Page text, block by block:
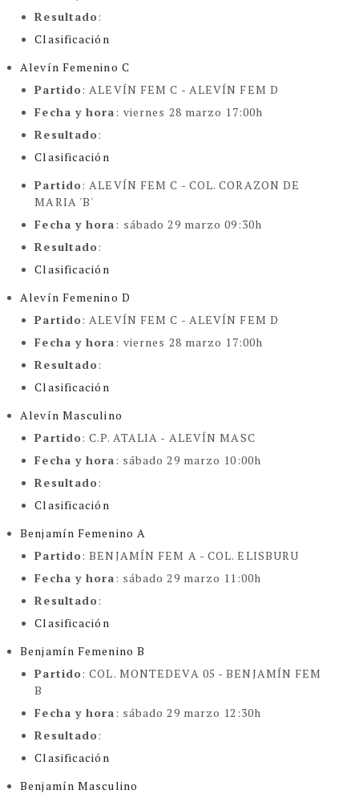
Resultado:
Clasificación
Alevín Femenino C
Partido: ALEVÍN FEM C - ALEVÍN FEM D
Fecha y hora: viernes 28 marzo 17:00h
Resultado:
Clasificación
Partido: ALEVÍN FEM C - COL. CORAZON DE
MARIA 'B'
Fecha y hora: sábado 29 marzo 09:30h
Resultado:
Clasificación
Alevín Femenino D
Partido: ALEVÍN FEM C - ALEVÍN FEM D
Fecha y hora: viernes 28 marzo 17:00h
Resultado:
Clasificación
Alevín Masculino
Partido:C.P. ATALIA - ALEVÍN MASC
Fecha y hora: sábado 29 marzo 10:00h
Resultado:
Clasificación
Benjamín Femenino A
Partido: BENJAMÍN FEM A - COL. ELISBURU
Fecha y hora: sábado 29 marzo 11:00h
Resultado:
Clasificación
Benjamín Femenino B
Partido:COL. MONTEDEVA 05 - BENJAMÍN FEM
B
Fecha y hora: sábado 29 marzo 12:30h
Resultado:
Clasificación
Benjamín Masculino